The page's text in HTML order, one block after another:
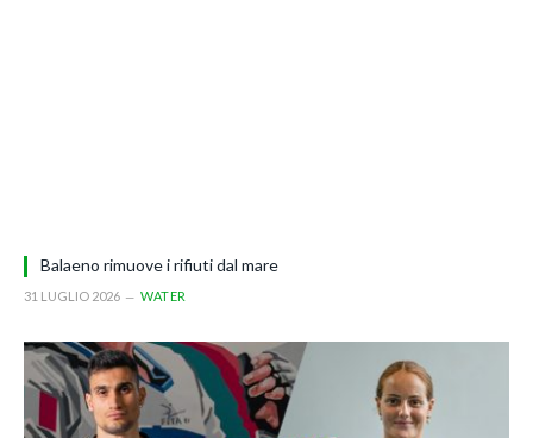
Balaeno rimuove i rifiuti dal mare
31 LUGLIO 2026 WATER